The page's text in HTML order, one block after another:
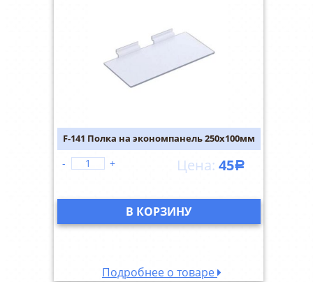
F-141 Полка на экономпанель 250х100мм
45Р
- +
В КОРЗИНУ
Подробнее о товаре